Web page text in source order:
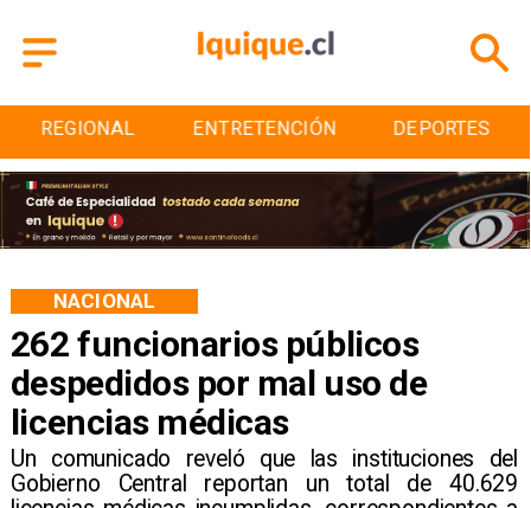
ENTRETENCIÓN DEPORTES CULTURA
262 funcionarios públicos
despedidos por mal uso de
licencias médicas
Un comunicado reveló que las instituciones del
Gobierno Central reportan un total de 40.629
NACIONAL